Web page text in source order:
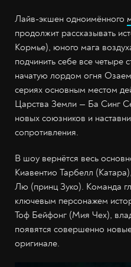
Лайв-экшен одноимённого
продолжит рассказывать
Кормье), юного мага
подчинить себе все четыре
начатую лордом огня
сериях основным местом
Царства Земли — Ба Синг
новых союзников и
сопротивления.
В шоу вернётся весь
Киавентио Тарбелл
Лю (принц Зуко). Команда
ключевым персонажем
Тоф Бейфонг (Мия Чех),
появятся совершенно
оригинале.